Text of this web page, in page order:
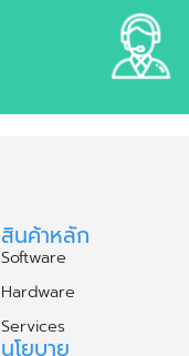
สินค้าหลัก
Software
Hardware
Services
นโยบาย